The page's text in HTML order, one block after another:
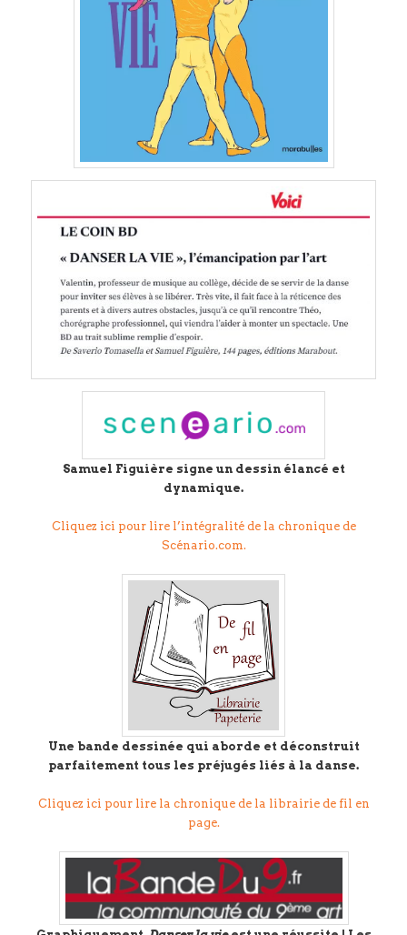
Samuel Figuière signe un dessin élancé et
dynamique.
Cliquez ici pour lire l’intégralité de la chronique de
Scénario.com.
Une bande dessinée qui aborde et déconstruit
parfaitement tous les préjugés liés à la danse.
Cliquez ici pour lire la chronique de la librairie de fil en
page.